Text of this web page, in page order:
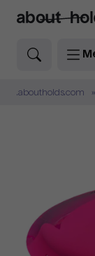
.aboutholds.com